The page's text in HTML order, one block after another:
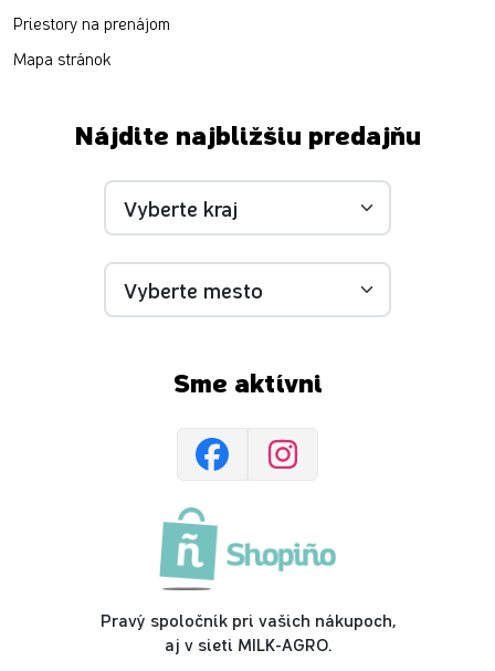
Priestory na prenájom
Mapa stránok
Nájdite najbližšiu predajňu
Sme aktívni
Pravý spoločník pri vašich nákupoch,
aj v sieti MILK-AGRO.